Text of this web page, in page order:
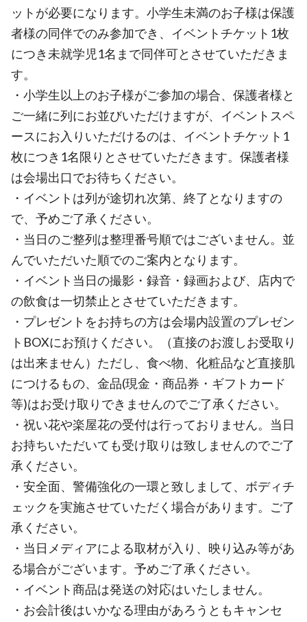
ットが必要になります。小学生未満のお子様は保護
者様の同伴でのみ参加でき、イベントチケット1枚
につき未就学児1名まで同伴可とさせていただきま
す。
・小学生以上のお子様がご参加の場合、保護者様と
ご一緒に列にお並びいただけますが、イベントスペ
ースにお入りいただけるのは、イベントチケット1
枚につき1名限りとさせていただきます。保護者様
は会場出口でお待ちください。
・イベントは列が途切れ次第、終了となりますの
で、予めご了承ください。
・当日のご整列は整理番号順ではございません。並
んでいただいた順でのご案内となります。
・イベント当日の撮影・録音・録画および、店内で
の飲食は一切禁止とさせていただきます。
・プレゼントをお持ちの方は会場内設置のプレゼン
トBOXにお預けください。（直接のお渡しお受取り
は出来ません）ただし、食べ物、化粧品など直接肌
につけるもの、金品(現金・商品券・ギフトカード
等)はお受け取りできませんのでご了承ください。
・祝い花や楽屋花の受付は行っておりません。当日
お持ちいただいても受け取りは致しませんのでご了
承ください。
・安全面、警備強化の一環と致しまして、ボディチ
ェックを実施させていただく場合があります。ご了
承ください。
・当日メディアによる取材が入り、映り込み等があ
る場合がございます。予めご了承ください。
・イベント商品は発送の対応はいたしません。
・お会計後はいかなる理由があろうともキャンセ